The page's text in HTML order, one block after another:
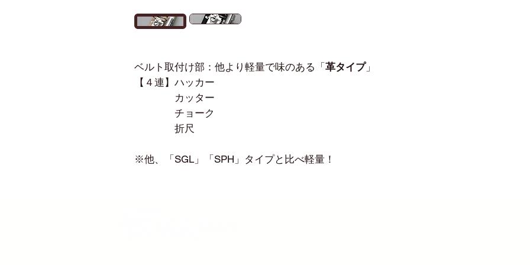
ベルト取付け部：他より軽量で味のある「 革タイプ」
【４連】ハッカー
カッター
チョーク
折尺
※他、「SGL」「SPH」タイプと比べ軽量！